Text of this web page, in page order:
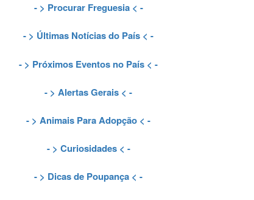
- > Procurar Freguesia< -
- > Últimas Notícias do País < -
- > Próximos Eventos no País < -
- > Alertas Gerais < -
- > Animais Para Adopção < -
- > Curiosidades< -
- > Dicas de Poupança < -